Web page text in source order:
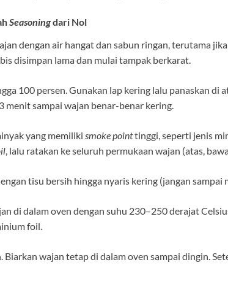
Seasoningdari Nol
dengan air hangat dan sabun ringan, terutama
disimpan lama dan mulai tampak berkarat.
100 persen. Gunakan lap kering lalu panaskan di
menit sampai wajan benar-benar kering.
yang memiliki smoke pointtinggi, seperti jenis
, lalu ratakan ke seluruh permukaan wajan (atas,
tisu bersih hingga nyaris kering (jangan sampai
di dalam oven dengan suhu 230–250 derajat
foil.
Biarkan wajan tetap di dalam oven sampai dingin.